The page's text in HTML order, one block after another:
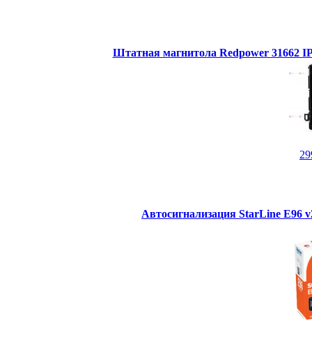
Штатная магнитола Redpower 31662
Автосигнализация StarLine E96